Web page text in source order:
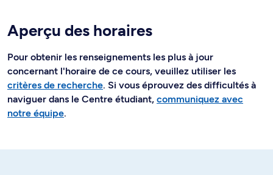
Aperçu des horaires
Pour obtenir les renseignements les plus à jour
concernant l'horaire de ce cours, veuillez utiliser les
critères de recherche. Si vous éprouvez des difficultés à
naviguer dans le Centre étudiant, communiquez avec
notre équipe.